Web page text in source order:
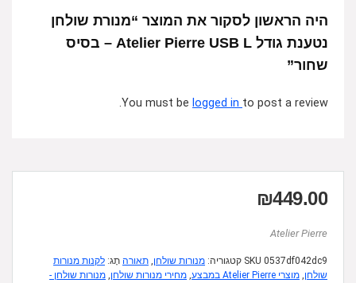
היה הראשון לסקור את המוצר “מנורת שולחן
נטענת גודל Atelier Pierre USB L – בסיס
שחור”
You must be logged in to post a review.
₪449.00
Atelier Pierre
SKU 0537df042dc9 קטגוריה: מנורות שולחן, תאורה תָג: לקנות מנורות
שולחן, מוצרי Atelier Pierre במבצע , מחירי מנורות שולחן, מנורות שולחן -